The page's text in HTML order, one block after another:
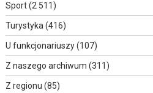
Sport(2 511)
Turystyka (416)
U funkcjonariuszy(107)
Z naszego archiwum (311)
Z regionu (85)